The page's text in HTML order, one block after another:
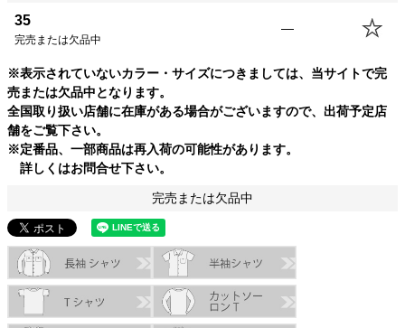
SIZE 身丈 身幅
35
完売または欠品中
—
※表示されていないカラー・サイズにつきましては、当サイトで完
売または欠品中となります。
全国取り扱い店舗に在庫がある場合がございますので、出荷予定店
舗をご覧下さい。
※定番品、一部商品は再入荷の可能性があります。
詳しくはお問合せ下さい。
完売または欠品中